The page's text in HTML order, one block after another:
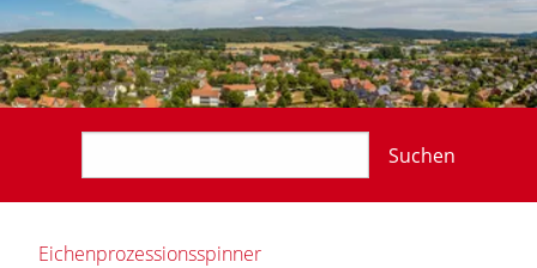
Suchen
Eichenprozessionsspinner